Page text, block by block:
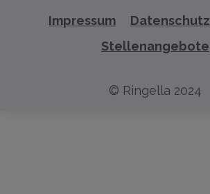
Impressum Datenschutz
Stellenangebote
© Ringella 2024